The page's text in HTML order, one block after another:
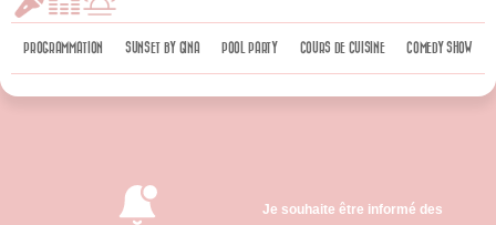
PROGRAMMATION SUNSET BY GINA POOL PARTY COURS DE CUISINE COMEDY SHOW
Je souhaite être informé des